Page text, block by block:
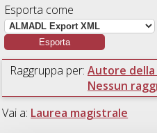
Esporta come
Raggruppa per: Autore
Nessun
Vai a: Laurea magistrale